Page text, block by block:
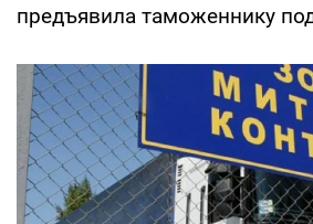
предъявила таможеннику